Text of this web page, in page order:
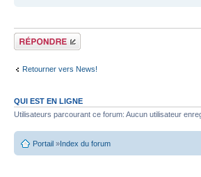
Écrire un
commentaire
Retourner vers News!
QUI EST EN LIGNE
Utilisateurs parcourant ce forum: Aucun utilisateur
Portail »Index du forum